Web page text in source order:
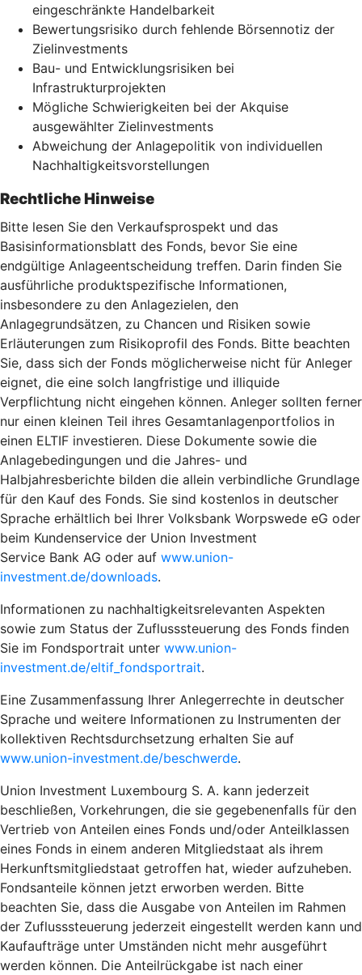
eingeschränkte Handelbarkeit
Bewertungsrisiko durch fehlende Börsennotiz der
Zielinvestments
Bau- und Entwicklungsrisiken bei
Infrastrukturprojekten
Mögliche Schwierigkeiten bei der Akquise
ausgewählter Zielinvestments
Abweichung der Anlagepolitik von individuellen
Nachhaltigkeitsvorstellungen
Rechtliche Hinweise
Bitte lesen Sie den Verkaufsprospekt und das
Basisinformationsblatt des Fonds, bevor Sie eine
endgültige Anlageentscheidung treffen. Darin finden Sie
ausführliche produktspezifische Informationen,
insbesondere zu den Anlagezielen, den
Anlagegrundsätzen, zu Chancen und Risiken sowie
Erläuterungen zum Risikoprofil des Fonds. Bitte beachten
Sie, dass sich der Fonds möglicherweise nicht für Anleger
eignet, die eine solch langfristige und illiquide
Verpflichtung nicht eingehen können. Anleger sollten ferner
nur einen kleinen Teil ihres Gesamtanlagenportfolios in
einen ELTIF investieren. Diese Dokumente sowie die
Anlagebedingungen und die Jahres- und
Halbjahresberichte bilden die allein verbindliche Grundlage
für den Kauf des Fonds. Sie sind kostenlos in deutscher
Sprache erhältlich bei Ihrer Volksbank Worpswede eG oder
beim Kundenservice der Union Investment
Service Bank AG oder auf www.union-
investment.de/downloads.
Informationen zu nachhaltigkeitsrelevanten Aspekten
sowie zum Status der Zuflusssteuerung des Fonds finden
Sie im Fondsportrait unter www.union-
investment.de/eltif_fondsportrait.
Eine Zusammenfassung Ihrer Anlegerrechte in deutscher
Sprache und weitere Informationen zu Instrumenten der
kollektiven Rechtsdurchsetzung erhalten Sie auf
www.union-investment.de/beschwerde.
Union Investment Luxembourg S. A. kann jederzeit
beschließen, Vorkehrungen, die sie gegebenenfalls für den
Vertrieb von Anteilen eines Fonds und/oder Anteilklassen
eines Fonds in einem anderen Mitgliedstaat als ihrem
Herkunftsmitgliedstaat getroffen hat, wieder aufzuheben.
Fondsanteile können jetzt erworben werden. Bitte
beachten Sie, dass die Ausgabe von Anteilen im Rahmen
der Zuflusssteuerung jederzeit eingestellt werden kann und
Kaufaufträge unter Umständen nicht mehr ausgeführt
werden können. Die Anteilrückgabe ist nach einer